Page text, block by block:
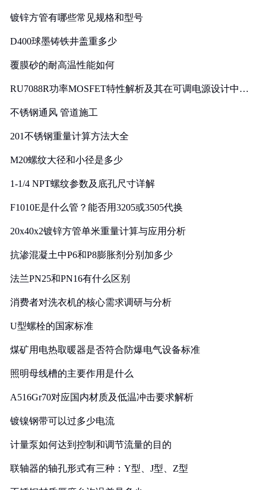
镀锌方管有哪些常见规格和型号
D400球墨铸铁井盖重多少
覆膜砂的耐高温性能如何
RU7088R功率MOSFET特性解析及其在可调电源设计中的
不锈钢通风 管道施工
201不锈钢重量计算方法大全
M20螺纹大径和小径是多少
1-1/4 NPT螺纹参数及底孔尺寸详解
F1010E是什么管？能否用3205或3505代换
20x40x2镀锌方管单米重量计算与应用分析
抗渗混凝土中P6和P8膨胀剂分别加多少
法兰PN25和PN16有什么区别
消费者对洗衣机的核心需求调研与分析
U型螺栓的国家标准
煤矿用电热取暖器是否符合防爆电气设备标准
照明母线槽的主要作用是什么
A516Gr70对应国内材质及低温冲击要求解析
镀镍钢带可以过多少电流
计量泵如何达到控制和调节流量的目的
联轴器的轴孔形式有三种：Y型、J型、Z型